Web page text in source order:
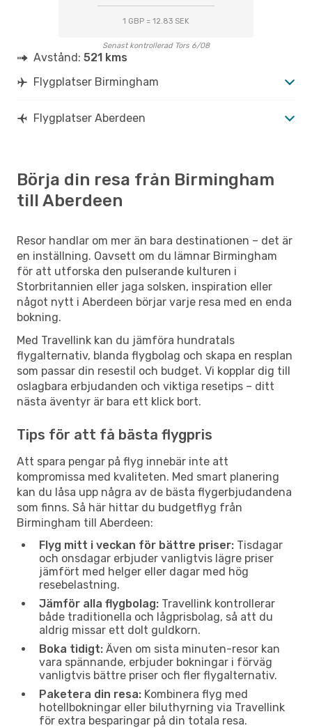
1 GBP = 12.83 SEK
Senast kontrollerad Tors 6/08
Avstånd: 521 kms
Flygplatser Birmingham
Flygplatser Aberdeen
Börja din resa från Birmingham
till Aberdeen
Resor handlar om mer än bara destinationen – det är
en inställning. Oavsett om du lämnar Birmingham
för att utforska den pulserande kulturen i
Storbritannien eller jaga solsken, inspiration eller
något nytt i Aberdeen börjar varje resa med en enda
bokning.
Med Travellink kan du jämföra hundratals
flygalternativ, blanda flygbolag och skapa en resplan
som passar din resestil och budget. Vi kopplar dig till
oslagbara erbjudanden och viktiga resetips – ditt
nästa äventyr är bara ett klick bort.
Tips för att få bästa flygpris
Att spara pengar på flyg innebär inte att
kompromissa med kvaliteten. Med smart planering
kan du låsa upp några av de bästa flygerbjudandena
som finns. Så här hittar du budgetflyg från
Birmingham till Aberdeen:
Flyg mitt i veckan för bättre priser: Tisdagar
och onsdagar erbjuder vanligtvis lägre priser
jämfört med helger eller dagar med hög
resebelastning.
Jämför alla flygbolag: Travellink kontrollerar
både traditionella och lågprisbolag, så att du
aldrig missar ett dolt guldkorn.
Boka tidigt: Även om sista minuten-resor kan
vara spännande, erbjuder bokningar i förväg
vanligtvis bättre priser och fler flygalternativ.
Paketera din resa: Kombinera flyg med
hotellbokningar eller biluthyrning via Travellink
för extra besparingar på din totala resa.